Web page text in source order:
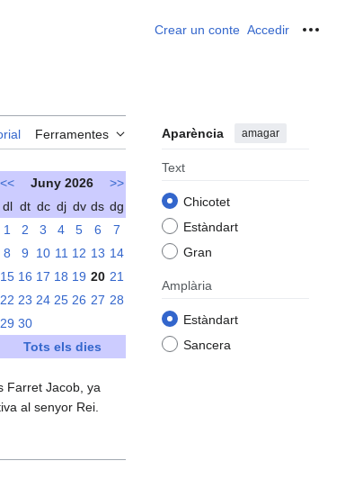
Crear un conte Accedir
Ferramentes Aparència amagar
Text
Chicotet
Estàndart
Gran
Amplària
Estàndart
Sancera
<< Juny 2026
>>
dl dt dc dj dv ds dg
1
2 3 4 5 6
7
8
9 10 11 12 13 14
15 16 17 18 19 20 21
22 23 24 25 26 27 28
29 30
Tots els dies
Farret Jacob, ya
al senyor Rei.